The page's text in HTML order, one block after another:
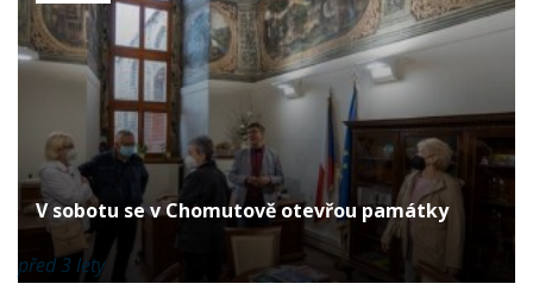
V sobotu se v Chomutově otevřou památky
před 3 lety